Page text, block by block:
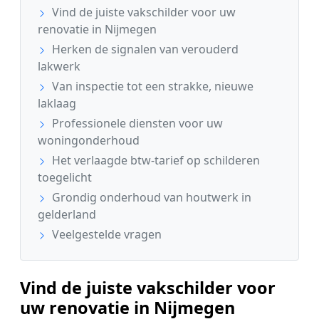
Vind de juiste vakschilder voor uw
renovatie in Nijmegen
Herken de signalen van verouderd
lakwerk
Van inspectie tot een strakke, nieuwe
laklaag
Professionele diensten voor uw
woningonderhoud
Het verlaagde btw-tarief op schilderen
toegelicht
Grondig onderhoud van houtwerk in
gelderland
Veelgestelde vragen
Vind de juiste vakschilder voor
uw renovatie in Nijmegen